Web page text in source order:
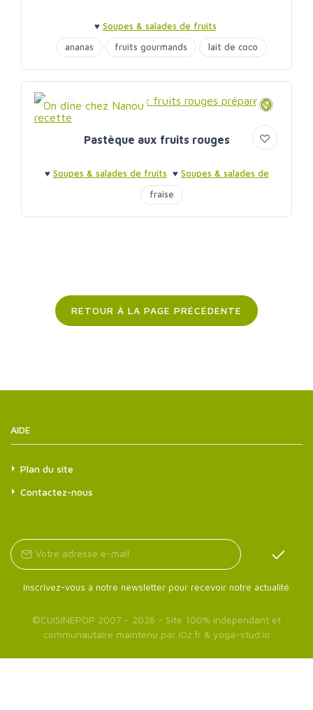
♥ Soupes & salades de fruits
ananas
fruits gourmands lait de coco
On dîne chez Nanou
Pastèque aux fruits rouges
♥ Soupes & salades de fruits ♥ Soupes & salades de
fruits
fraise
RETOUR À LA PAGE PRÉCÉDENTE
AIDE
Plan du site
Contactez-nous
Inscrivez-vous à notre newsletter pour recevoir notre actualité.
©CUISINEPOP 2007 - 2026 - Site 100% indépendant et
communautaire maintenu par iOz.fr & yoga-stud.io